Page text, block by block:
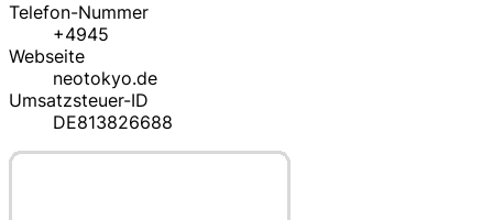
Telefon-Nummer
+4945
Webseite
neotokyo.de
Umsatzsteuer-ID
DE813826688